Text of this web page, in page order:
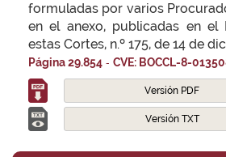
formuladas por varios
en el anexo, publicadas en el
estas Cortes, n.º 175, de 14 de
Página 29.854 - CVE: BOCCL-8-
Versión PDF
Versión TXT